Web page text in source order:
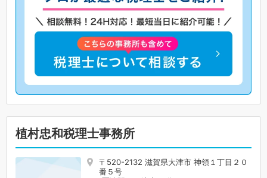
植村忠和税理士事務所
〒520-2132 滋賀県大津市 神領１丁目２０
番５号